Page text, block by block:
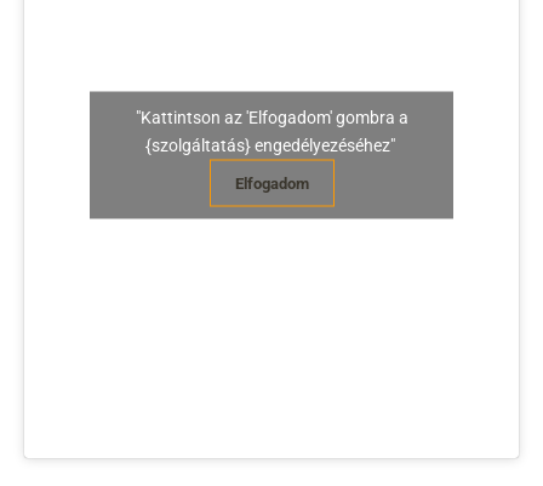
"Kattintson az 'Elfogadom' gombra a
{szolgáltatás} engedélyezéséhez"
Elfogadom